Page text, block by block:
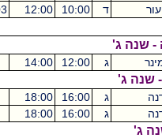
10:00
12:00 003 זאב סגל נפתלי
ג'
12:00
14:00
ג'
16:00
18:00
16:00
18:00
ג'